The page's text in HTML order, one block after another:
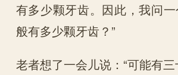
有多少颗牙齿。因此，我问
般有多少颗牙齿？”
老者想了一会儿说：“可能有三